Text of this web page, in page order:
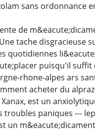
sans ordonnance
de
tache disgracieuse
quotidiennes
puisqu'il
rhone-alpes ars
acheter du
est un
paniques ---
un